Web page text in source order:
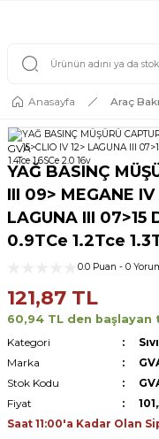
2 - 4 İŞ
Anasayfa Araç
GVA
YAĞ BASINÇ
III 09> MEGANE IV
LAGUNA III 07>15
0.9TCe 1.2Tce
0.0 Puan - 0
121,87 TL
60,94 TL den başlayan
Kategori
Marka
Stok Kodu
Fiyat
Saat 11:00'a Kadar Olan